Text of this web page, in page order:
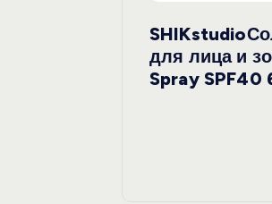
для лица и
Spray